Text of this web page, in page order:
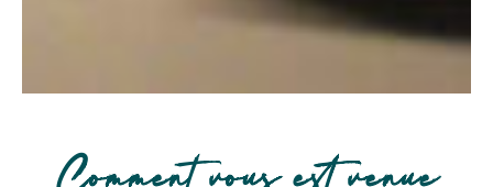
Comment vous est venue